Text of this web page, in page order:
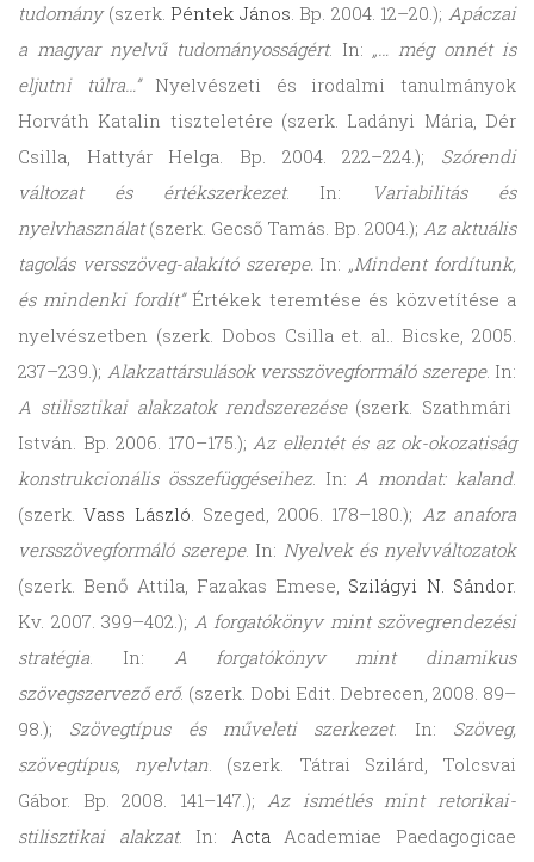
tudomány(szerk. Péntek János. Bp. 2004. 12–20.);Apáczai
a magyar nyelvű tudományosságért. In: „… még onnét is
eljutni túlra…”Nyelvészeti és irodalmi tanulmányok
Horváth Katalin tiszteletére (szerk. Ladányi Mária, Dér
Csilla, Hattyár Helga. Bp. 2004. 222–224.); Szórendi
változat és értékszerkezet. In:
Variabilitás és
nyelvhasználat(szerk. Gecső Tamás. Bp. 2004.); Az aktuális
tagolás versszöveg-alakító szerepe.In: „Mindent fordítunk,
és mindenki fordít”Értékek teremtése és közvetítése a
nyelvészetben (szerk. Dobos Csilla et. al.. Bicske, 2005.
237–239.); Alakzattársulások versszövegformáló szerepe. In:
A stilisztikai alakzatok rendszerezése(szerk. Szathmári
István. Bp. 2006. 170–175.); Az ellentét és az ok-okozatiság
konstrukcionális összefüggéseihez. In:A mondat: kaland.
(szerk.Vass László. Szeged, 2006. 178–180.); Az anafora
versszövegformáló szerepe. In: Nyelvek és nyelvváltozatok
(szerk. Benő Attila, Fazakas Emese, Szilágyi N. Sándor.
Kv. 2007. 399–402.); A forgatókönyv mint szövegrendezési
stratégia. In: A forgatókönyv mint dinamikus
szövegszervező erő. (szerk. Dobi Edit. Debrecen, 2008. 89–
98.); Szövegtípus és műveleti szerkezet. In: Szöveg,
szövegtípus, nyelvtan. (szerk. Tátrai Szilárd, Tolcsvai
Gábor. Bp. 2008. 141–147.);Az ismétlés mint retorikai-
stilisztikai alakzat. In: ActaAcademiae Paedagogicae